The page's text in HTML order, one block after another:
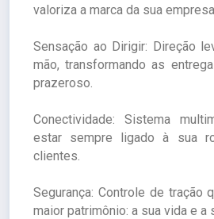
valoriza a marca da sua
Sensação ao Dirigir: Direção
mão, transformando as
prazeroso.
Conectividade: Sistema
estar sempre ligado à sua
clientes.
Segurança: Controle de tração
maior patrimônio: a sua vida e a